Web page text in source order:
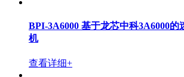
BPI-3A6000 基于龙芯中科3A6000的
机
查看详细+